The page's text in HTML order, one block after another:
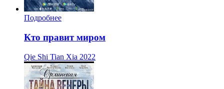
Подробнее
Кто правит миром
Qie Shi Tian Xia 2022